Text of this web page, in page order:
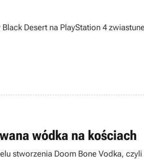
Desert na PlayStation 4
wódka na kościach
stworzenia Doom Bone Vodka,